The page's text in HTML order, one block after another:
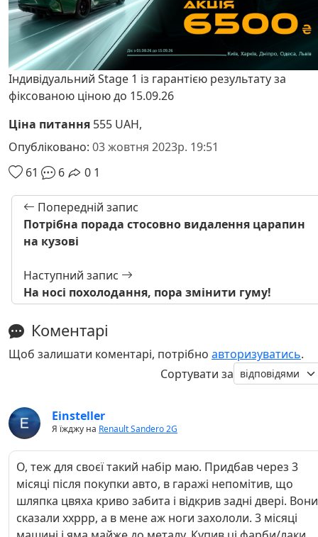
Індивідуальний Stage 1 із гарантією результату за
фіксованою ціною до 15.09.26
Ціна питання 555 UAH,
Опубліковано: 03 жовтня 2023р. 19:51
61
6 0 1
Попередній запис
Потрібна порада стосовно видалення царапин
на кузові
Наступний запис
На носі похолодання, пора змінити гуму!
Коментарі
Щоб залишати коментарі, потрібно авторизуватись.
Сортувати за
Einsteller
Я їжджу на Renault Sandero 2G
О, теж для своєї такий набір маю. Придбав через 3
місяці після покупки авто, в гаражі непомітив, що
шляпка цвяха криво забита і відкрив задні двері. Вони
сказали ххррр, а в мене аж ноги захололи. 3 місяці